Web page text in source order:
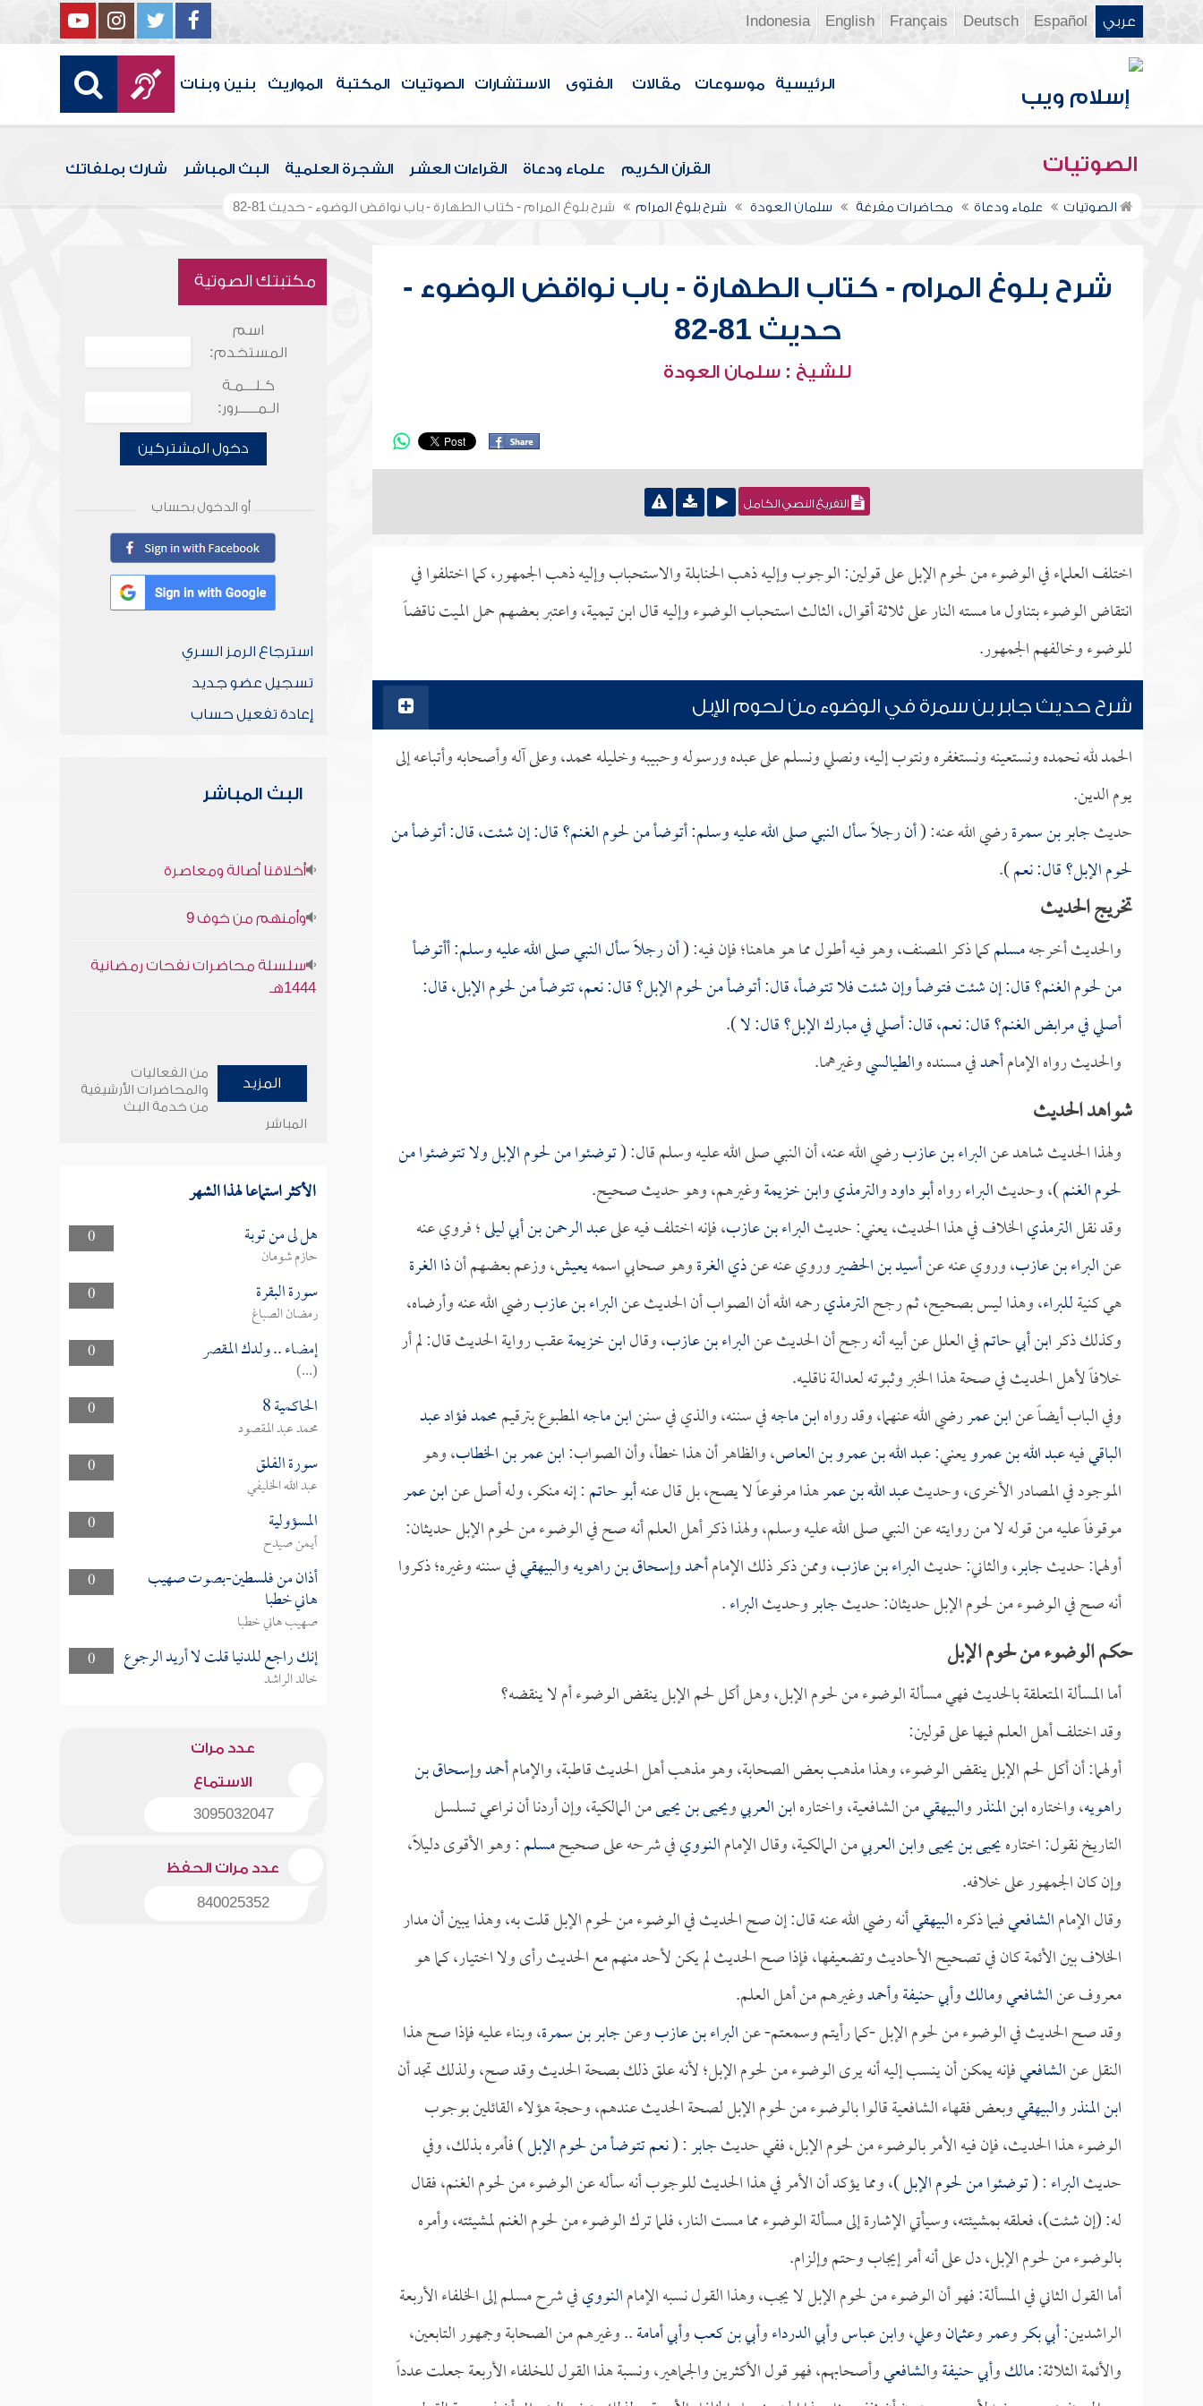
عربي Español
Deutsch
Français
English
Indonesia
الرئيسية موسوعات مقالات الفتوى الاستشارات الصوتيات المكتبة المواريث بنين وبنات
الصوتيات القرآن الكريم علماء ودعاة القراءات العشر الشجرة العلمية البث المباشر شارك بملفاتك
الصوتيات علماء ودعاة محاضرات مفرغة سلمان العودة شرح بلوغ المرام شرح بلوغ المرام - كتاب الطهارة - باب نواقض الوضوء - حديث 81-82
شرح بلوغ المرام - كتاب الطهارة - باب نواقض الوضوء -
حديث 81-82
للشيخ : سلمان العودة
التفريغ النصي الكامل
اختلف العلماء في الوضوء من لحوم الإبل على قولين: الوجوب وإليه ذهب الحنابلة والاستحباب وإليه ذهب الجمهور، كما اختلفوا في
انتقاض الوضوء بتناول ما مسته النار على ثلاثة أقوال، الثالث استحباب الوضوء وإليه قال ابن تيمية، واعتبر بعضهم حمل الميت ناقضاً
للوضوء وخالفهم الجمهور.
شرح حديث جابر بن سمرة في الوضوء من لحوم الإبل
الحمد لله نحمده ونستعينه ونستغفره ونتوب إليه، ونصلي ونسلم على عبده ورسوله وحبيبه وخليله محمد، وعلى آله وأصحابه وأتباعه إلى
يوم الدين.
حديثجابر بن سمرةرضي الله عنه: (أن رجلاً سأل النبي صلى الله عليه وسلم: أتوضأ من لحوم الغنم؟ قال: إن شئت، قال: أتوضأ من
لحوم الإبل؟ قال: نعم).
تخريج الحديث
والحديث أخرجهمسلمكما ذكر المصنف، وهو فيه أطول مما هو هاهنا؛ فإن فيه: (أن رجلاً سأل النبي صلى الله عليه وسلم: أأتوضأ
من لحوم الغنم؟ قال: إن شئت فتوضأ وإن شئت فلا تتوضأ، قال: أتوضأ من لحوم الإبل؟ قال: نعم، تتوضأ من لحوم الإبل، قال:
أصلي في مرابض الغنم؟ قال: نعم، قال: أصلي في مبارك الإبل؟ قال: لا).
والحديث رواه الإمامأحمدفي مسنده والطيالسيوغيرهما.
شواهد الحديث
ولهذا الحديث شاهد عنالبراء بن عازبرضي الله عنه، أن النبي صلى الله عليه وسلم قال: (توضئوا من لحوم الإبل ولا تتوضئوا من
لحوم الغنم)، وحديثالبراءرواهأبو داودوالترمذيوابن خزيمةوغيرهم، وهو حديث صحيح.
وقد نقلالترمذيالخلاف في هذا الحديث، يعني: حديثالبراء بن عازب، فإنه اختلف فيه علىعبد الرحمن بن أبي ليلى؛ فروي عنه
عنالبراء بن عازب، وروي عنه عنأسيد بن الحضيروروي عنه عنذي الغرةوهو صحابي اسمهيعيش، وزعم بعضهم أنذا الغرة
هي كنيةللبراء، وهذا ليس بصحيح، ثم رجحالترمذيرحمه الله أن الصواب أن الحديث عنالبراء بن عازبرضي الله عنه وأرضاه،
وكذلك ذكرابن أبي حاتمفي العلل عن أبيه أنه رجح أن الحديث عنالبراء بن عازب، وقالابن خزيمةعقب رواية الحديث قال: لم أر
خلافاً لأهل الحديث في صحة هذا الخبر وثبوته لعدالة ناقليه.
وفي الباب أيضاً عنابن عمررضي الله عنهما، وقد رواهابن ماجهفي سننه، والذي في سننابن ماجهالمطبوع بترقيممحمد فؤاد عبد
الباقيفيهعبد الله بن عمرويعني:عبد الله بن عمرو بن العاص، والظاهر أن هذا خطأ، وأن الصواب:ابن عمر بن الخطاب، وهو
الموجود في المصادر الأخرى، وحديثعبد الله بن عمرهذا مرفوعاً لا يصح، بل قال عنهأبو حاتم: إنه منكر، وله أصل عنابن عمر
موقوفاً عليه من قوله لا من روايته عن النبي صلى الله عليه وسلم، ولهذا ذكر أهل العلم أنه صح في الوضوء من لحوم الإبل حديثان:
أولهما: حديثجابر، والثاني: حديثالبراء بن عازب، وممن ذكر ذلك الإمامأحمدوإسحاق بن راهويهوالبيهقيفي سننه وغيره؛ ذكروا
أنه صح في الوضوء من لحوم الإبل حديثان: حديثجابروحديثالبراء.
حكم الوضوء من لحوم الإبل
أما المسألة المتعلقة بالحديث فهي مسألة الوضوء من لحوم الإبل، وهل أكل لحم الإبل ينقض الوضوء أم لا ينقضه؟
وقد اختلف أهل العلم فيها على قولين:
أولهما: أن أكل لحم الإبل ينقض الوضوء، وهذا مذهب بعض الصحابة، وهو مذهب أهل الحديث قاطبة، والإمامأحمدوإسحاق بن
راهويه، واختارهابن المنذروالبيهقيمن الشافعية، واختارهابن العربيويحيى بن يحيىمن المالكية، وإن أردنا أن نراعي تسلسل
التاريخ نقول: اختارهيحيى بن يحيىوابن العربيمن المالكية، وقال الإمامالنوويفي شرحه على صحيحمسلم: وهو الأقوى دليلاً،
وإن كان الجمهور على خلافه.
وقال الإمامالشافعيفيما ذكرهالبيهقيأنه رضي الله عنه قال: إن صح الحديث في الوضوء من لحوم الإبل قلت به، وهذا يبين أن مدار
الخلاف بين الأئمة كان في تصحيح الأحاديث وتضعيفها، فإذا صح الحديث لم يكن لأحد منهم مع الحديث رأى ولا اختيار، كما هو
معروف عنالشافعيومالكوأبي حنيفةوأحمدوغيرهم من أهل العلم.
وقد صح الحديث في الوضوء من لحوم الإبل -كما رأيتم وسمعتم- عنالبراء بن عازبوعنجابر بن سمرة، وبناء عليه فإذا صح هذا
النقل عنالشافعيفإنه يمكن أن ينسب إليه أنه يرى الوضوء من لحوم الإبل؛ لأنه علق ذلك بصحة الحديث وقد صح، ولذلك تجد أن
ابن المنذروالبيهقيوبعض فقهاء الشافعية قالوا بالوضوء من لحوم الإبل لصحة الحديث عندهم، وحجة هؤلاء القائلين بوجوب
الوضوء هذا الحديث، فإن فيه الأمر بالوضوء من لحوم الإبل، ففي حديثجابر: (نعم تتوضأ من لحوم الإبل) فأمره بذلك، وفي
حديثالبراء: (توضئوا من لحوم الإبل)، ومما يؤكد أن الأمر في هذا الحديث للوجوب أنه سأله عن الوضوء من لحوم الغنم، فقال
له: (إن شئت)، فعلقه بمشيئته، وسيأتي الإشارة إلى مسألة الوضوء مما مست النار، فلما ترك الوضوء من لحوم الغنم لمشيئته، وأمره
بالوضوء من لحوم الإبل، دل على أنه أمر إيجاب وحتم وإلزام.
أما القول الثاني في المسألة: فهو أن الوضوء من لحوم الإبل لا يجب، وهذا القول نسبه الإمامالنوويفي شرح مسلم إلى الخلفاء الأربعة
الراشدين:أبي بكروعمروعثمانوعلي، وابن عباسوأبي الدرداءوأبي بن كعبوأبي أمامة.. وغيرهم من الصحابة وجمهور التابعين،
والأئمة الثلاثة:مالكوأبي حنيفةوالشافعيوأصحابهم، فهو قول الأكثرين والجماهير، ونسبة هذا القول للخلفاء الأربعة جعلت عدداً
مكتبتك الصوتية
اسم
المستخدم:
كـلـــمـة
الـمـــــرور:
دخول المشتركين
أو الدخول بحساب
استرجاع الرمز السري
تسجيل عضو جديد
إعادة تفعيل حساب
البث المباشر
أخلاقنا أصالة ومعاصرة
وأمنهم من خوف 9
سلسلة محاضرات نفحات رمضانية
1444هـ
المزيد
من الفعاليات
والمحاضرات الأرشيفية
من خدمة البث
المباشر
الأكثر استماعا لهذا الشهر
0 هل لى من توبة
حازم شومان
0
سورة البقرة
رمضان الصباغ
0
إمضاء .. ولدك المقصر
(...)
0
الحاكمية 8
محمد عبد المقصود
0
سورة الفلق
عبد الله الخليفي
0
المسؤولية
أيمن صيدح
0
أذان من فلسطين-بصوت صهيب
هاني خطبا
صهيب هاني خطبا
0
إنك راجع للدنيا قلت لا أريد الرجوع
خالد الراشد
عدد مرات
الاستماع
3095032047
عدد مرات الحفظ
840025352